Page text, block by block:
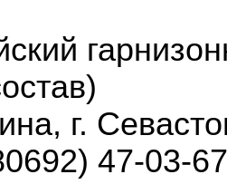
г.
47-03-67